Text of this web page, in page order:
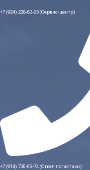
+7 (924) 228-83-25 (Сервис-центр)
+7 (914) 730-09-74 (Отдел логистики)